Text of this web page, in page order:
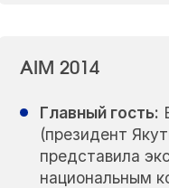
AIM 2014
Главный гость:
(президент
представила
национальным